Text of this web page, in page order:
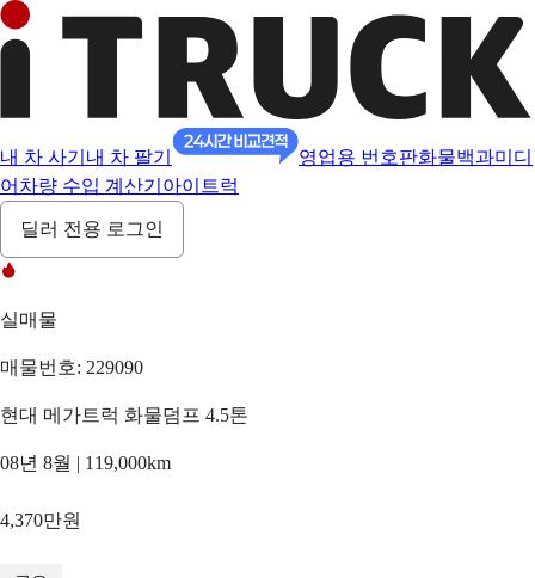
내 차 사기 내 차 팔기 영업용 번호판화물백과미디
어 차량 수입 계산기 아이트럭
딜러 전용 로그인
실매물
매물번호: 229090
현대 메가트럭 화물덤프 4.5톤
08년 8월 | 119,000km
4,370만원